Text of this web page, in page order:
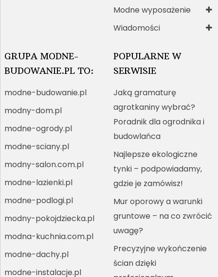
Modne wyposażenie
Wiadomości
GRUPA MODNE-
BUDOWANIE.PL TO:
modne-budowanie.pl
modny-dom.pl
modne-ogrody.pl
modne-sciany.pl
modny-salon.com.pl
modne-lazienki.pl
modne-podlogi.pl
modny-pokojdziecka.pl
modna-kuchnia.com.pl
modne-dachy.pl
modne-instalacje.pl
POPULARNE W
SERWISIE
Jaką gramaturę
agrotkaniny wybrać?
Poradnik dla ogrodnika i
budowlańca
Najlepsze ekologiczne
tynki – podpowiadamy,
gdzie je zamówisz!
Mur oporowy a warunki
gruntowe – na co zwrócić
uwagę?
Precyzyjne wykończenie
ścian dzięki